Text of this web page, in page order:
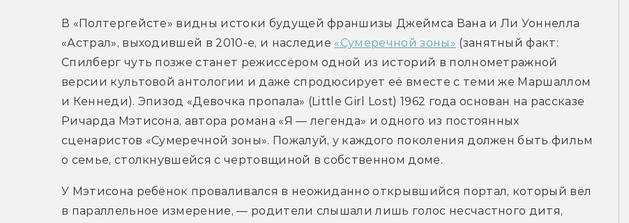
В «Полтергейсте» видны истоки будущей франшизы Джеймса Вана и Ли Уоннелла
«Астрал», выходившей в 2010-е, и наследие «Сумеречной зоны» (занятный факт:
Спилберг чуть позже станет режиссёром одной из историй в полнометражной
версии культовой антологии и даже спродюсирует её вместе с теми же Маршаллом
и Кеннеди). Эпизод «Девочка пропала» (Little Girl Lost) 1962 года основан на рассказе
Ричарда Мэтисона, автора романа «Я — легенда» и одного из постоянных
сценаристов «Сумеречной зоны». Пожалуй, у каждого поколения должен быть фильм
о семье, столкнувшейся с чертовщиной в собственном доме.
У Мэтисона ребёнок проваливался в неожиданно открывшийся портал, который вёл
в параллельное измерение, — родители слышали лишь голос несчастного дитя,